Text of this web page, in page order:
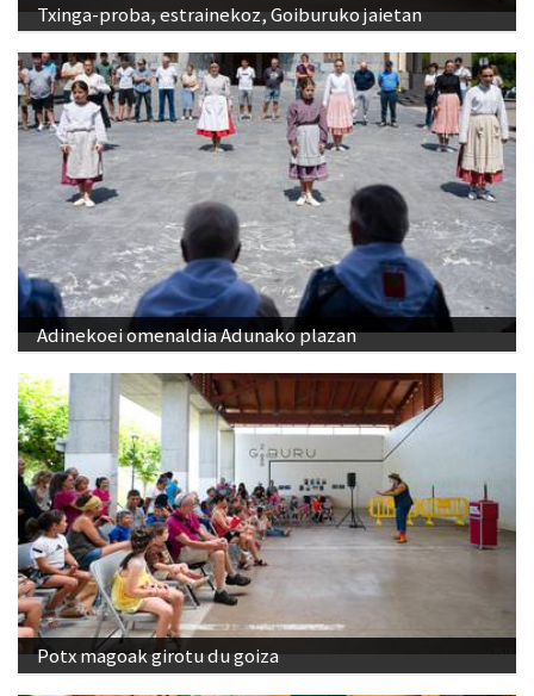
Txinga-proba, estrainekoz, Goiburuko jaietan
Adinekoei omenaldia Adunako plazan
Potx magoak girotu du goiza